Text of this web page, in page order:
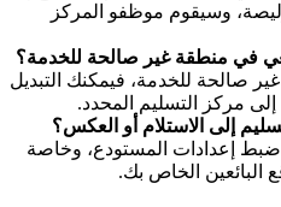
وسيقوم موظفو المركز
صالحة للخدمة، فيمكنك التبديل
مركز التسليم المحدد.
إعدادات المستودع، وخاصة
البائعين الخاص بك.